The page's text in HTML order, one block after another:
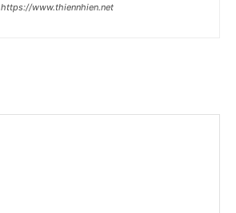
https://www.thiennhien.net